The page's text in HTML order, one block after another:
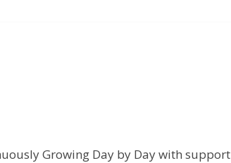
Growing Day by Day with support